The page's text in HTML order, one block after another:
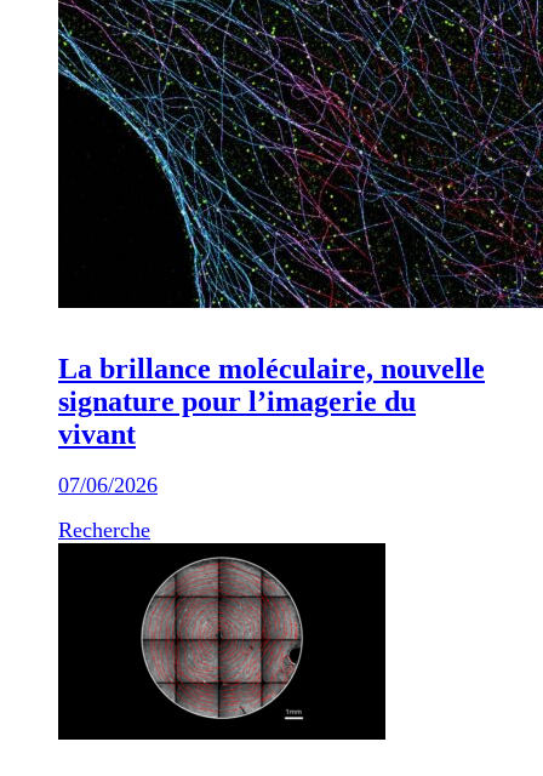
La brillance moléculaire, nouvelle
signature pour l’imagerie du
vivant
07/06/2026
Recherche